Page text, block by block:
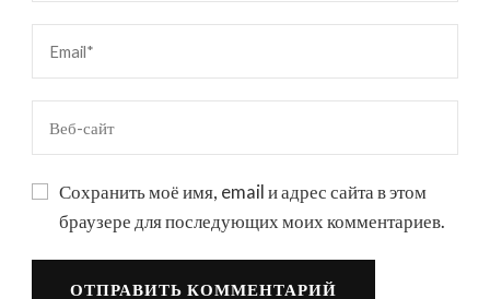
Сохранить моё имя, email и адрес сайта в этом
браузере для последующих моих комментариев.